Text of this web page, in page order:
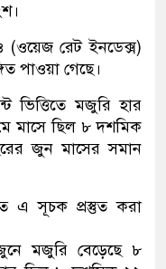
(ওয়েজ রেট ইনডেক্স)
পাওয়া গেছে।
ভিত্তিতে মজুরি হার
মাসে ছিল ৮ দশমিক
জুন মাসের সমান
এ সূচক প্রস্তুত করা
মজুরি বেড়েছে ৮